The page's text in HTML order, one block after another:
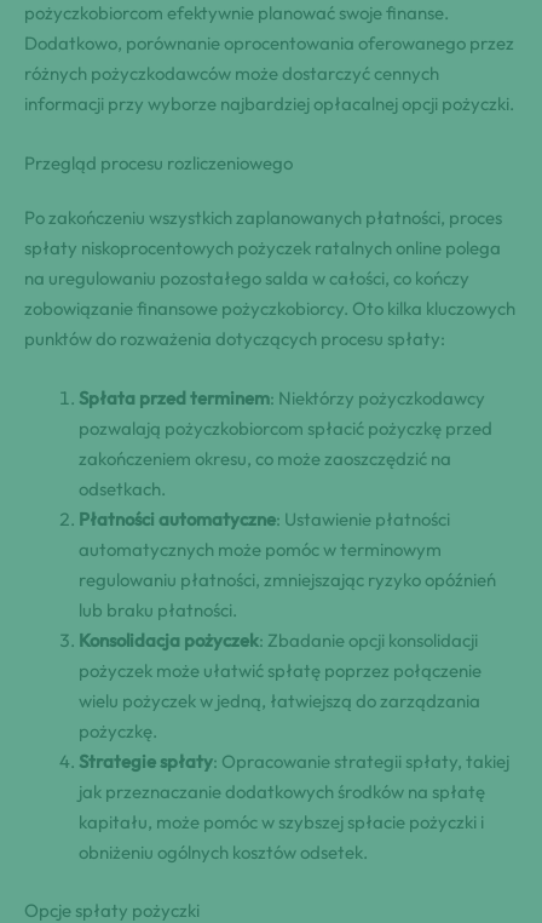
pożyczkobiorcom efektywnie planować swoje finanse.
Dodatkowo, porównanie oprocentowania oferowanego przez
różnych pożyczkodawców może dostarczyć cennych
informacji przy wyborze najbardziej opłacalnej opcji pożyczki.
Przegląd procesu rozliczeniowego
Po zakończeniu wszystkich zaplanowanych płatności, proces
spłaty niskoprocentowych pożyczek ratalnych online polega
na uregulowaniu pozostałego salda w całości, co kończy
zobowiązanie finansowe pożyczkobiorcy. Oto kilka kluczowych
punktów do rozważenia dotyczących procesu spłaty:
Spłata przed terminem: Niektórzy pożyczkodawcy
pozwalają pożyczkobiorcom spłacić pożyczkę przed
zakończeniem okresu, co może zaoszczędzić na
odsetkach.
Płatności automatyczne: Ustawienie płatności
automatycznych może pomóc w terminowym
regulowaniu płatności, zmniejszając ryzyko opóźnień
lub braku płatności.
Konsolidacja pożyczek: Zbadanie opcji konsolidacji
pożyczek może ułatwić spłatę poprzez połączenie
wielu pożyczek w jedną, łatwiejszą do zarządzania
pożyczkę.
Strategie spłaty: Opracowanie strategii spłaty, takiej
jak przeznaczanie dodatkowych środków na spłatę
kapitału, może pomóc w szybszej spłacie pożyczki i
obniżeniu ogólnych kosztów odsetek.
Opcje spłaty pożyczki